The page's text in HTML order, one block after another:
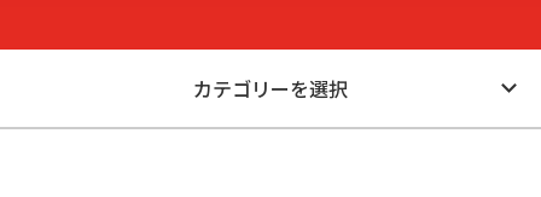
カテゴリーを選択